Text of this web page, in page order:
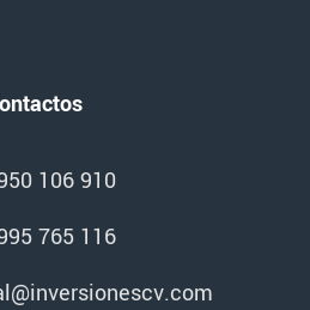
106 910
765 116